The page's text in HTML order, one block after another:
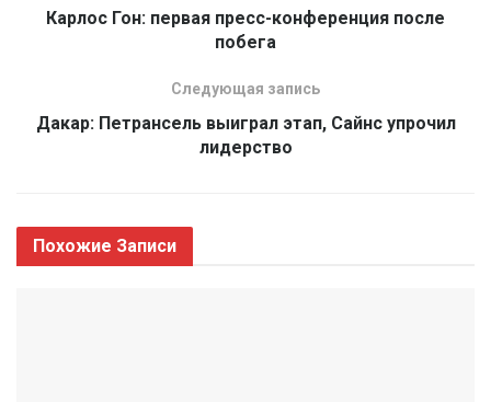
Карлос Гон: первая пресс-конференция после
побега
Следующая запись
Дакар: Петрансель выиграл этап, Сайнс упрочил
лидерство
Похожие Записи